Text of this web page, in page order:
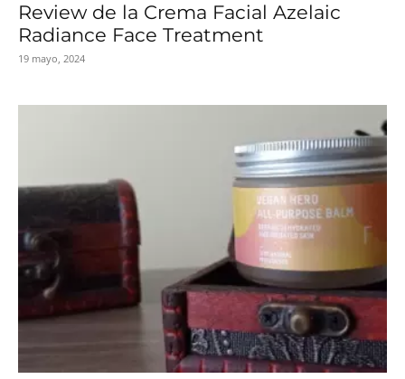
Review de la Crema Facial Azelaic
Radiance Face Treatment
19 mayo, 2024